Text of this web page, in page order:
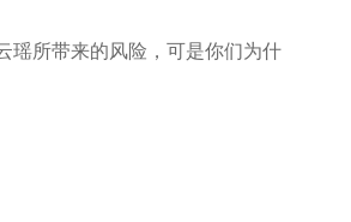
所带来的风险，可是你们为什